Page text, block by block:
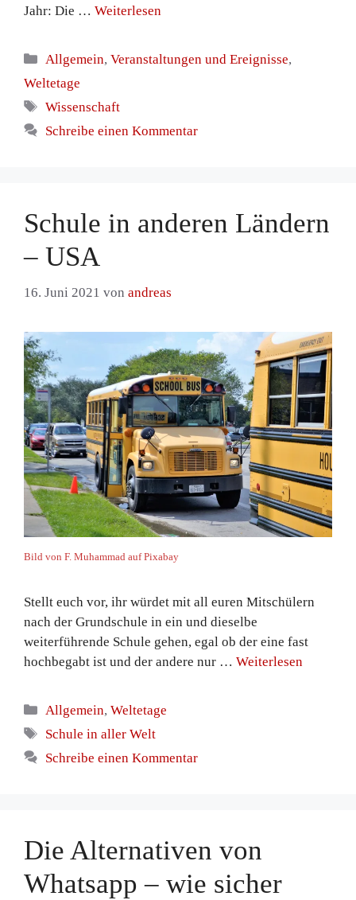
Jahr: Die … Weiterlesen
Kategorien
Allgemein,Veranstaltungen und Ereignisse,
Weltetage
Schlagwörter
Wissenschaft
Schreibe einen Kommentar
Schule in anderen Ländern
– USA
16. Juni 2021 von andreas
Bild von F. Muhammad auf Pixabay
Stellt euch vor, ihr würdet mit all euren Mitschülern
nach der Grundschule in ein und dieselbe
weiterführende Schule gehen, egal ob der eine fast
hochbegabt ist und der andere nur … Weiterlesen
Kategorien
Allgemein,Weltetage
Schlagwörter
Schule in aller Welt
Schreibe einen Kommentar
Die Alternativen von
Whatsapp – wie sicher